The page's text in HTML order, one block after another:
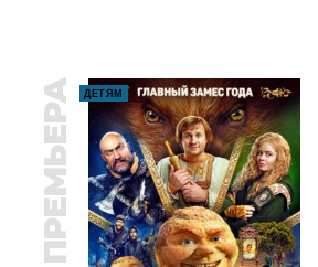
ПРЕМЬЕРА ДЕТЯМ